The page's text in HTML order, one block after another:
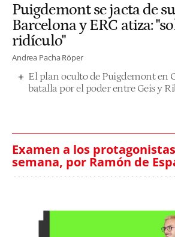
Puigdemont se jacta de
Barcelona y ERC atiza:
ridículo"
Andrea Pacha Röper
El plan oculto de Puigdemont en
batalla por el poder entre Geis y
Examen a los
semana, por Ramón de